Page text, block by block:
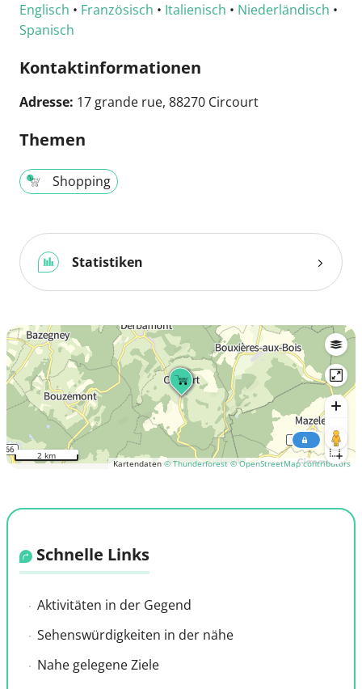
Englisch • Französisch • Italienisch • Niederländisch •
Spanisch
Kontaktinformationen
Adresse: 17 grande rue, 88270 Circourt
Themen
Shopping
Statistiken
Kartendaten © Thunderforest © OpenStreetMap contributors
2 km
Schnelle Links
Aktivitäten in der Gegend
Sehenswürdigkeiten in der nähe
Nahe gelegene Ziele